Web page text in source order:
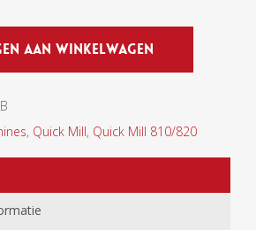
Aan Winkelwagen
, Quick Mill, Quick Mill 810/820